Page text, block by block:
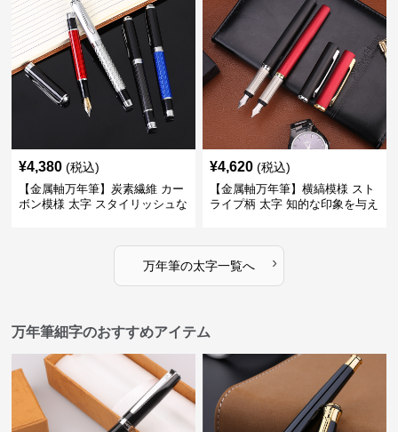
¥4,380 (税込)
【金属軸万年筆】炭素繊維 カー
ボン模様 太字 スタイリッシュな
¥4,620 (税込)
【金属軸万年筆】横縞模様 スト
ライプ柄 太字 知的な印象を与え
万年筆の太字一覧へ ›
万年筆細字のおすすめアイテム